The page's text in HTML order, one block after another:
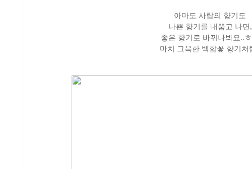
아마도 사람의 향기도
나쁜 향기를 내뿜고 나면,
좋은 향기로 바뀌나봐요..
마치 그윽한 백합꽃 향기처